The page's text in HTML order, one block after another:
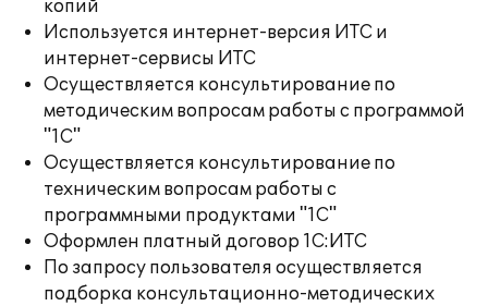
копий
Используется интернет-версия ИТС и
интернет-сервисы ИТС
Осуществляется консультирование по
методическим вопросам работы с программой
"1С"
Осуществляется консультирование по
техническим вопросам работы с
программными продуктами "1С"
Оформлен платный договор 1С:ИТС
По запросу пользователя осуществляется
подборка консультационно-методических